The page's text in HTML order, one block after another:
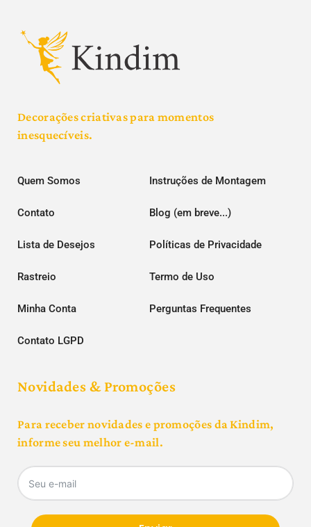
Decorações criativas para momentos
inesquecíveis.
Quem Somos Instruções de Montagem
Contato Blog (em breve...)
Lista de Desejos Políticas de Privacidade
Rastreio Termo de Uso
Minha Conta Perguntas Frequentes
Contato LGPD
Novidades & Promoções
Para receber novidades e promoções da Kindim,
informe seu melhor e-mail.